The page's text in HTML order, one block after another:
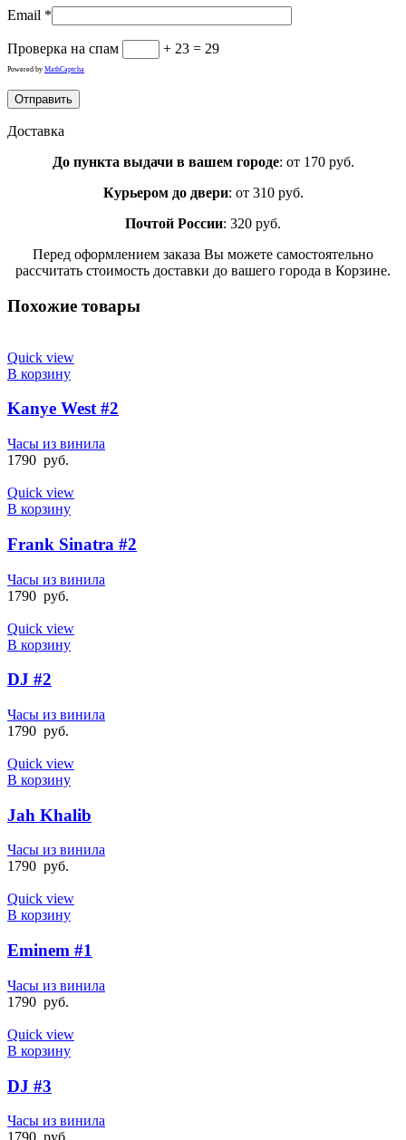
Email *
Проверка на спам + 23 = 29
Powered by MathCaptcha
Доставка
До пункта выдачи в вашем городе: от 170 руб.
Курьером до двери: от 310 руб.
Почтой России: 320 руб.
Перед оформлением заказа Вы можете самостоятельно
рассчитать стоимость доставки до вашего города в Корзине.
Похожие товары
Quick view
В корзину
Kanye West #2
Часы из винила
1790 руб.
Quick view
В корзину
Frank Sinatra #2
Часы из винила
1790 руб.
Quick view
В корзину
DJ #2
Часы из винила
1790 руб.
Quick view
В корзину
Jah Khalib
Часы из винила
1790 руб.
Quick view
В корзину
Eminem #1
Часы из винила
1790 руб.
Quick view
В корзину
DJ #3
Часы из винила